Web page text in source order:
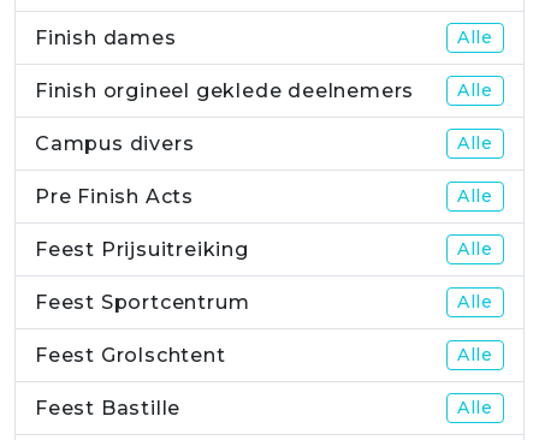
Finish dames Alle
Finish orgineel geklede deelnemers Alle
Campus divers Alle
Pre Finish Acts Alle
Feest Prijsuitreiking Alle
Feest Sportcentrum Alle
Feest Grolschtent Alle
Feest Bastille Alle